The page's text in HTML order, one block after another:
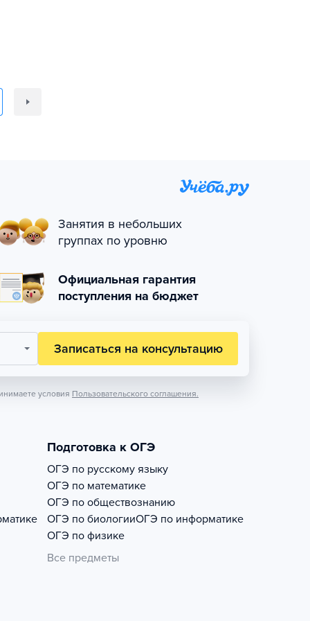
Занятия в небольших
группах по уровню
Официальная гарантия
поступления на бюджет
Записаться на консультацию
условия Пользовательского соглашения.
Подготовка к ОГЭ
ОГЭ по русскому языку
ОГЭ по математике
ОГЭ по обществознанию
ОГЭ по биологииОГЭ по информатике
ОГЭ по физике
Все предметы